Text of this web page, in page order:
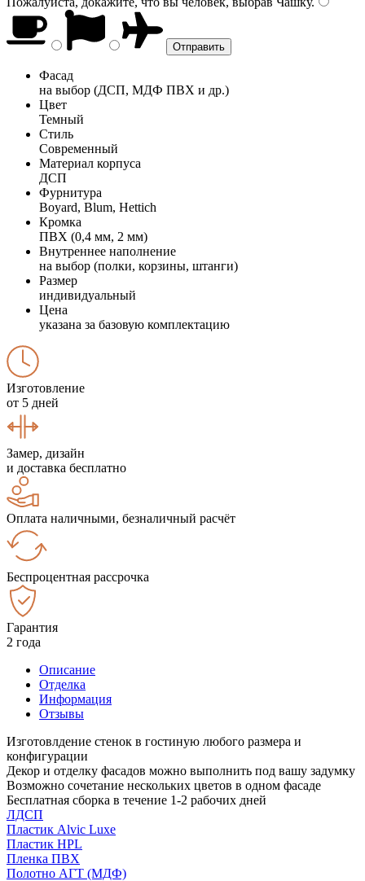
Фасад
на выбор (ДСП, МДФ ПВХ и др.)
Цвет
Темный
Стиль
Современный
Материал корпуса
ДСП
Фурнитура
Boyard, Blum, Hettich
Кромка
ПВХ (0,4 мм, 2 мм)
Внутреннее наполнение
на выбор (полки, корзины, штанги)
Размер
индивидуальный
Цена
указана за базовую комплектацию
Изготовление
от 5 дней
Замер, дизайн
и доставка бесплатно
Оплата наличными, безналичный расчёт
Беспроцентная рассрочка
Гарантия
2 года
Описание
Отделка
Информация
Отзывы
Изготовлдение стенок в гостиную любого размера и
конфигурации
Декор и отделку фасадов можно выполнить под вашу задумку
Возможно сочетание нескольких цветов в одном фасаде
Бесплатная сборка в течение 1-2 рабочих дней
ЛДСП
Пластик Alvic Luxe
Пластик HPL
Пленка ПВХ
Полотно АГТ (МДФ)